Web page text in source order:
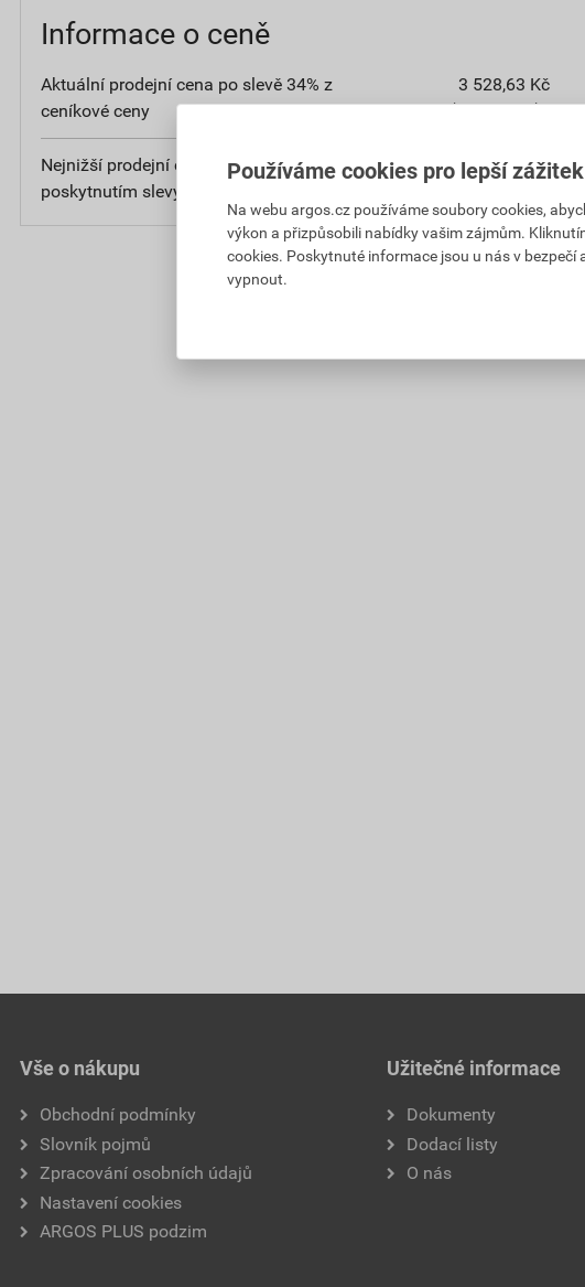
Informace o ceně
Aktuální prodejní cena po slevě 34% z
ceníkové ceny
3 528,63 Kč
bez DPH za ks
Nejnižší prodejní cena v době 30 dnů před
poskytnutím slevy
4 312,44 Kč
Vše o nákupu
Obchodní podmínky
Slovník pojmů
Zpracování osobních údajů
Nastavení cookies
ARGOS PLUS podzim
Užitečné informace
Dokumenty
Dodací listy
O nás
Používáme cookies pro lepší
Na webu argos.cz používáme soubory cookies,
výkon a přizpůsobili nabídky vašim zájmům.
cookies. Poskytnuté informace jsou u nás v
vypnout.